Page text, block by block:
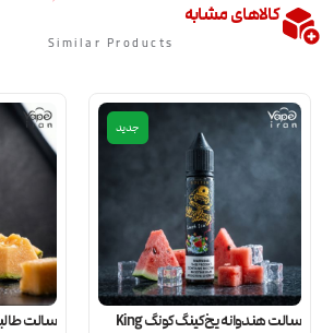
کالاهای مشابه
Similar Products
جدید
سالت هندوانه یخ کینگ کونگ King